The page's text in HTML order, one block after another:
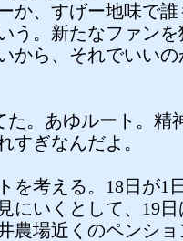
か、すげー地味で
う。新たなファン
から、それでいい
た。あゆルート。精
すぎなんだよ。
を考える。18日が1
にいくとして、19
農場近くのペンシ